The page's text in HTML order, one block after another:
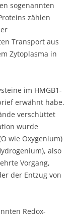
sogenannten
zählen
Transport aus
Zytoplasma in
im HMGB1-
erwähnt habe.
verschüttet
wurde
wie Oxygenium)
also
Vorgang,
der Entzug von
Redox-